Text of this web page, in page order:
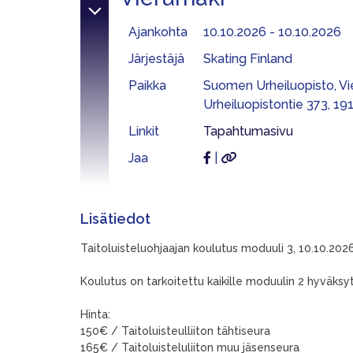
Ajankohta
10.10.2026 - 10.10.2026
Järjestäjä
Skating Finland
Paikka
Suomen Urheiluopisto,
Urheiluopistontie 373,
Linkit
Tapahtumasivu
Jaa
Lisätiedot
Taitoluisteluohjaajan koulutus moduuli 3,
Koulutus on tarkoitettu kaikille moduulin 2
Hinta:
150€ / Taitoluisteulliiton tähtiseura
165€ / Taitoluisteluliiton muu jäsenseura